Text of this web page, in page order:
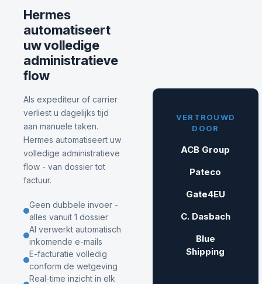
Hermes
automatiseert
uw volledige
administratieve
flow
Als expediteur of carrier
verliest u dagelijks tijd
aan manuele taken.
Hermes automatiseert uw
volledige administratieve
flow - van dossier tot
factuur.
Geen dubbele invoer -
alles vanuit 1 dossier
AI verwerkt automatisch
inkomende e-mails
E-facturatie volledig
conform de wetgeving
Real-time inzicht in elk
VERTROUWD
DOOR
ACB Group
Pateco
Gate4EU
C. Dasbach
Blue
Shipping